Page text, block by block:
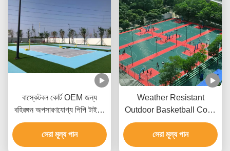
বাস্কেটবল কোর্ট OEM জন্য
বহিরঙ্গন অপসারণযোগ্য পিপি টাইলস
ক্রীড়া মেঝে
সেরা মূল্য পান
Weather Resistant
Outdoor Basketball Court
Tiles Polypropylene
Material With Multi Color
সেরা মূল্য পান